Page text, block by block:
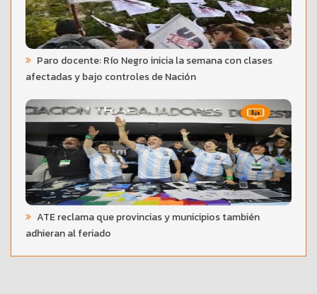
Paro docente: Río Negro inicia la semana con clases
afectadas y bajo controles de Nación
ATE reclama que provincias y municipios también
adhieran al feriado